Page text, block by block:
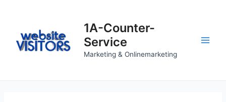
1A-Counter-
Service
Marketing & Onlinemarketing